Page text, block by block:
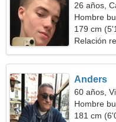
26 años,
Hombre
179 cm
Relación
Anders
60 años,
Hombre
181 cm